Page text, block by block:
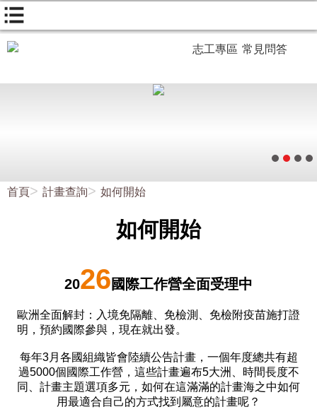
志工專區 常見問答
首頁 計畫查詢 如何開始
如何開始
2026國際工作營全面受理中
歐洲全面解封：入境免隔離、免檢測、免檢附疫苗施打證
明，預約國際參與，現在就出發。
每年3月各國組織皆會陸續公告計畫，一個年度總共有超
過5000個國際工作營，這些計畫遍布5大洲、時間長度不
同、計畫主題選項多元，如何在這滿滿的計畫海之中如何
用最適合自己的方式找到屬意的計畫呢？